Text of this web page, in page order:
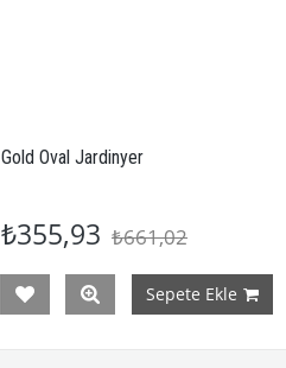
Gold Oval Jardinyer
₺355,93 ₺661,02
Sepete Ekle